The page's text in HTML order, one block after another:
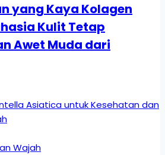
yang Kaya Kolagen
Kulit Tetap
Awet Muda dari
Wajah